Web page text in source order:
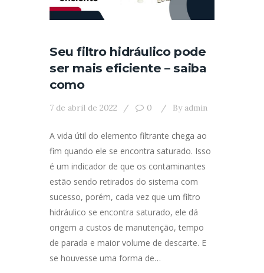
Seu filtro hidráulico pode
ser mais eficiente – saiba
como
7 de abril de 2022 0 By admin
A vida útil do elemento filtrante chega ao
fim quando ele se encontra saturado. Isso
é um indicador de que os contaminantes
estão sendo retirados do sistema com
sucesso, porém, cada vez que um filtro
hidráulico se encontra saturado, ele dá
origem a custos de manutenção, tempo
de parada e maior volume de descarte. E
se houvesse uma forma de…